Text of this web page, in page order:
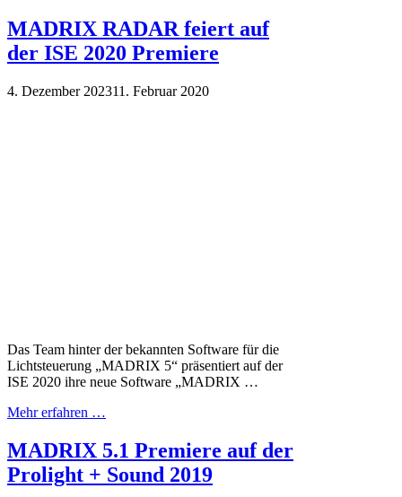
MADRIX RADAR feiert auf
der ISE 2020 Premiere
4. Dezember 202311. Februar 2020
Das Team hinter der bekannten Software für die
Lichtsteuerung „MADRIX 5“ präsentiert auf der
ISE 2020 ihre neue Software „MADRIX …
Mehr erfahren …
MADRIX 5.1 Premiere auf der
Prolight + Sound 2019